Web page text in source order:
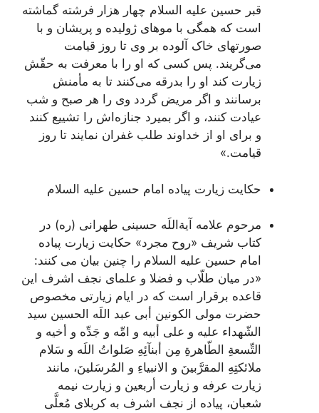
قبر حسین علیه السلام چهار هزار فرشته گماشته
است که همگى با موهاى ژولیده و پریشان و با
صورتهاى خاک آلوده بر وى تا روز قیامت
مى‌گریند. پس کسى که او را با معرفت به حقّش
زیارت کند او را بدرقه مى‌کنند تا به مأمنش
برسانند و اگر مریض گردد وى را هر صبح و شب
عیادت کنند، و اگر بمیرد جنازه‌اش را تشییع کنند
و براى او از خداوند طلب غفران نمایند تا روز
قیامت.»
حکایت زیارت پیاده امام حسین علیه السلام
مرحوم علامه آیةاللَه حسینی طهرانی (ره) در
کتاب شریف «روح مجرد» حکایت زیارت پیاده
امام حسین علیه السلام را چنین بیان می کنند:
«در میان طلّاب و فضلا و علماى نجف اشرف این
قاعده برقرار است که در ایام زیارتى مخصوص
حضرت مولى الکونین أبى عبد اللَه الحسین سید
الشّهداء علیه و على أبیه و امِّه و جَدِّه و أخیه و
التِّسعةِ الطّاهرةِ مِن أبنآئِهِ صَلواتُ اللَه و سَلام
ملائکتِهِ المقرَّبینَ و الانبیاءِ و المُرسَلینَ، مانند
زیارت عرفه و زیارت أربعین و زیارت نیمه
شعبان، پیاده از نجف اشرف به کربلاى مُعلَّى